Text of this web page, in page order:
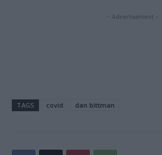
- Advertisement -
TAGS covid dan bittman